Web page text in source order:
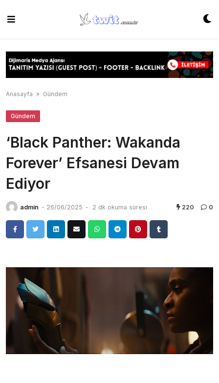
content
Anasayfa » Gündem
Gündem
‘Black Panther: Wakanda
Forever’ Efsanesi Devam
Ediyor
admin - 26/06/2025 - 2 dk okuma süresi 220 0